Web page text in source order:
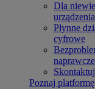
Dla
Płynne
cyfrowe
Poznaj platformę